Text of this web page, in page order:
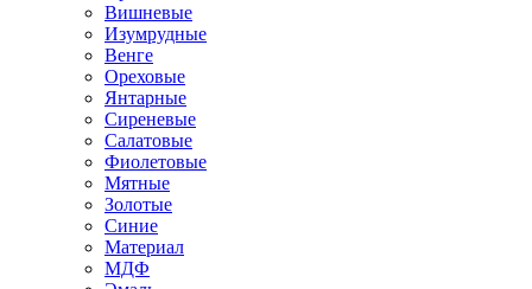
Вишневые
Изумрудные
Венге
Ореховые
Янтарные
Сиреневые
Салатовые
Фиолетовые
Мятные
Золотые
Синие
Материал
МДФ